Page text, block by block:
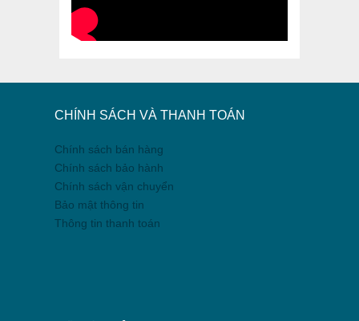
CHÍNH SÁCH VÀ THANH TOÁN
Chính sách bán hàng
Chính sách bảo hành
Chính sách vận chuyển
Bảo mật thông tin
Thông tin thanh toán